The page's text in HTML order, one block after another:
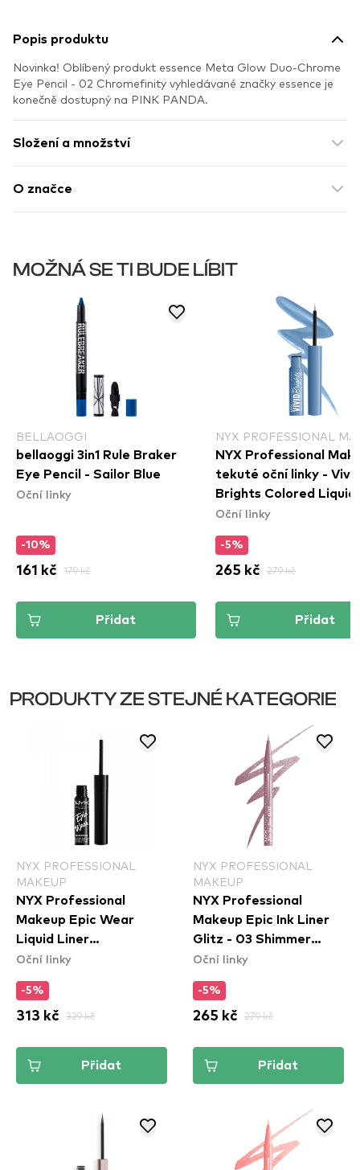
Popis produktu
Novinka! Oblíbený produkt essence Meta Glow Duo-Chrome
Eye Pencil - 02 Chromefinity vyhledávané značky essence je
konečně dostupný na PINK PANDA.
Složení a množství
O značce
MOŽNÁ SE TI BUDE LÍBIT
BELLAOGGI
bellaoggi 3in1 Rule Braker
Eye Pencil - Sailor Blue
Oční linky
-10%
161 kč 179 kč
Přidat
NYX PROFESSIONAL
NYX Professional
tekuté oční linky -
Brights Colored Liquid
Eyeliner - Cobalt
Oční linky
-5%
265 kč 279 kč
Přidat
PRODUKTY ZE STEJNÉ KATEGORIE
NYX PROFESSIONAL
MAKEUP
NYX Professional
Makeup Epic Wear
Liquid Liner
Waterproof - White
Oční linky
-5%
313 kč 329 kč
Přidat
NYX PROFESSIONAL
MAKEUP
NYX Professional
Makeup Epic Ink Liner
Glitz - 03 Shimmer
Stitch
Oční linky
-5%
265 kč 279 kč
Přidat